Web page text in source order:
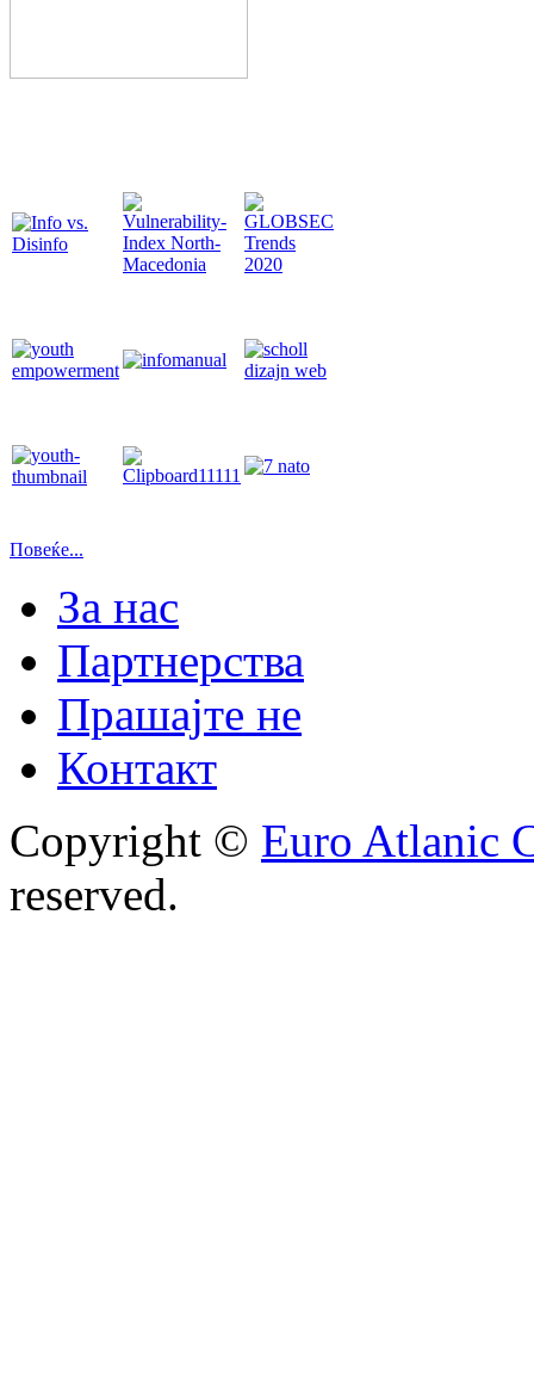
Повеќе...
За нас
Партнерства
Прашајте не
Контакт
Copyright © Euro Atlanic
reserved.